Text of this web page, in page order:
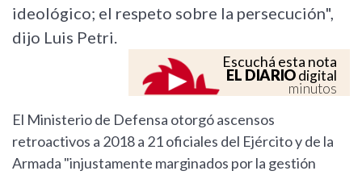
ideológico; el respeto sobre la persecución",
dijo Luis Petri.
Escuchá esta nota
EL DIARIOdigital
minutos
El Ministerio de Defensa otorgó ascensos
retroactivos a 2018 a 21 oficiales del Ejército y de la
Armada "injustamente marginados por la gestión